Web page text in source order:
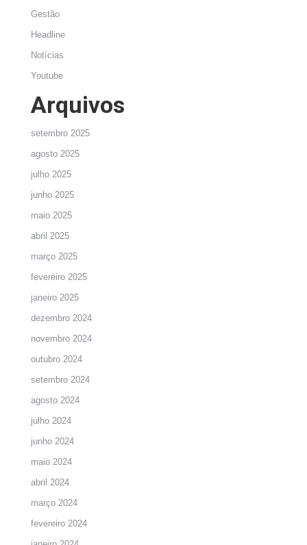
Gestão
Headline
Notícias
Youtube
Arquivos
setembro 2025
agosto 2025
julho 2025
junho 2025
maio 2025
abril 2025
março 2025
fevereiro 2025
janeiro 2025
dezembro 2024
novembro 2024
outubro 2024
setembro 2024
agosto 2024
julho 2024
junho 2024
maio 2024
abril 2024
março 2024
fevereiro 2024